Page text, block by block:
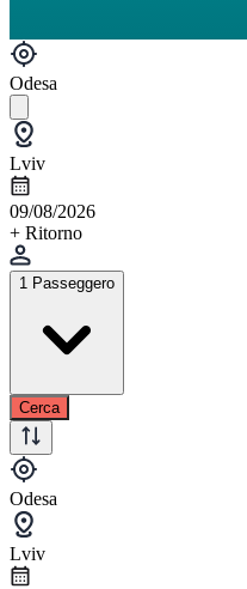
Odesa
Lviv
09/08/2026
+ Ritorno
1 Passeggero
Cerca
Odesa
Lviv